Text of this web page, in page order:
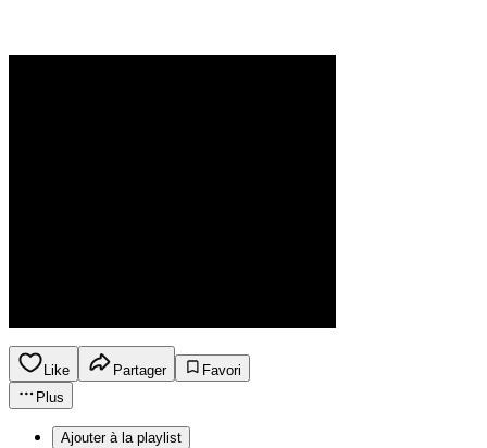
Like Partager
Favori
Plus
Ajouter à la playlist